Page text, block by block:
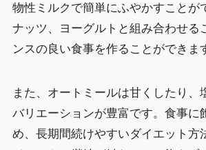
物性ミルクで簡単にふやかすことが
ナッツ、ヨーグルトと組み合わせる
ンスの良い食事を作ることができま
また、オートミールは甘くしたり、
バリエーションが豊富です。食事に
め、長期間続けやすいダイエット方